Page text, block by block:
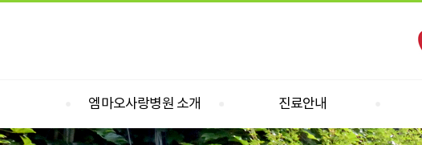
엠마오사랑병원 소개 진료안내